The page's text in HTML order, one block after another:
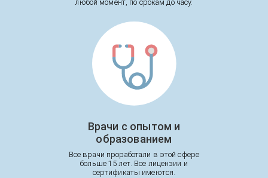
любой момент, по срокам до часу.
Врачи с опытом и
образованием
Все врачи проработали в этой сфере
больше 15 лет. Все лицензии и
сертификаты имеются.